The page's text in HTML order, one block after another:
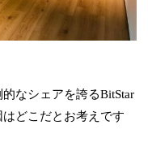
なシェアを誇るBitStar
どこだとお考えです